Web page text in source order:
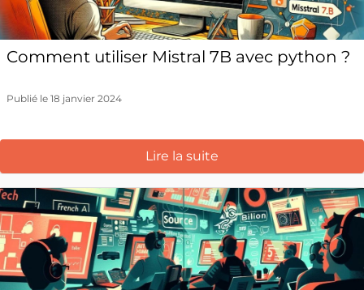
Comment utiliser Mistral 7B avec python ?
Publié le 18 janvier 2024
Lire la suite